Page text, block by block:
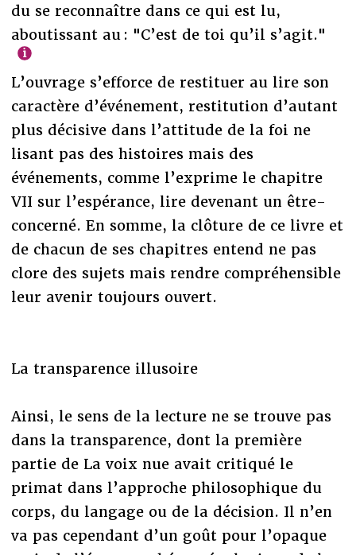
du se reconnaître dans ce qui est lu,
aboutissant au : "C’est de toi qu’il s’agit."
L’ouvrage s’efforce de restituer au lire son
caractère d’événement, restitution d’autant
plus décisive dans l’attitude de la foi ne
lisant pas des histoires mais des
événements, comme l’exprime le chapitre
VII sur l’espérance, lire devenant un être-
concerné. En somme, la clôture de ce livre et
de chacun de ses chapitres entend ne pas
clore des sujets mais rendre compréhensible
leur avenir toujours ouvert.
La transparence illusoire
Ainsi, le sens de la lecture ne se trouve pas
dans la transparence, dont la première
partie de La voix nue avait critiqué le
primat dans l’approche philosophique du
corps, du langage ou de la décision. Il n’en
va pas cependant d’un goût pour l’opaque